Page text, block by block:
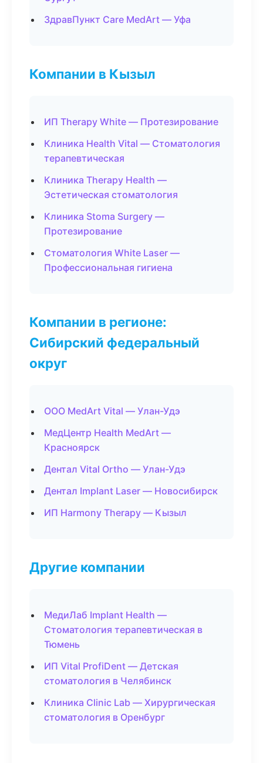
ЗдравПункт Care MedArt — Уфа
Компании в Кызыл
ИП Therapy White — Протезирование
Клиника Health Vital — Стоматология
терапевтическая
Клиника Therapy Health —
Эстетическая стоматология
Клиника Stoma Surgery —
Протезирование
Стоматология White Laser —
Профессиональная гигиена
Компании в регионе:
Сибирский федеральный
округ
ООО MedArt Vital — Улан-Удэ
МедЦентр Health MedArt —
Красноярск
Дентал Vital Ortho — Улан-Удэ
Дентал Implant Laser — Новосибирск
ИП Harmony Therapy — Кызыл
Другие компании
МедиЛаб Implant Health —
Стоматология терапевтическая в
Тюмень
ИП Vital ProfiDent — Детская
стоматология в Челябинск
Клиника Clinic Lab — Хирургическая
стоматология в Оренбург